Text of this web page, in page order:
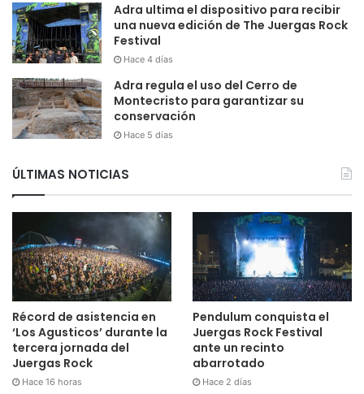
Adra ultima el dispositivo para recibir
una nueva edición de The Juergas Rock
Festival
Hace 4 días
Adra regula el uso del Cerro de
Montecristo para garantizar su
conservación
Hace 5 días
ÚLTIMAS NOTICIAS
Récord de asistencia en
‘Los Agusticos’ durante la
tercera jornada del
Juergas Rock
Hace 16 horas
Pendulum conquista el
Juergas Rock Festival
ante un recinto
abarrotado
Hace 2 días